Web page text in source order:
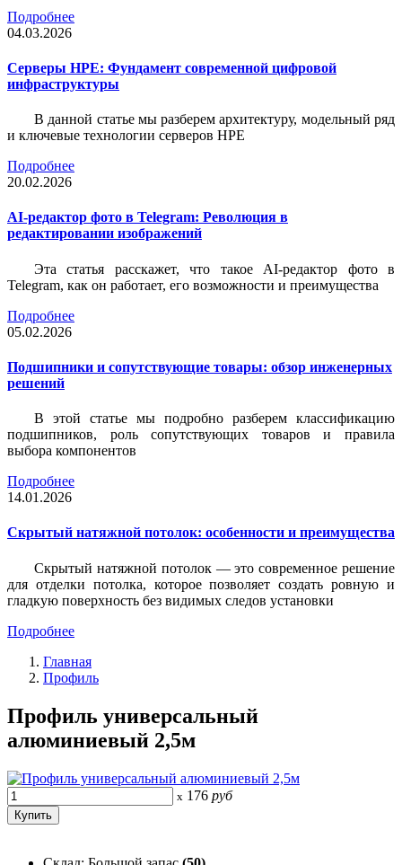
Подробнее
04.03.2026
Серверы HPE: Фундамент современной цифровой
инфраструктуры
В данной статье мы разберем архитектуру, модельный ряд
и ключевые технологии серверов HPE
Подробнее
20.02.2026
AI-редактор фото в Telegram: Революция в
редактировании изображений
Эта статья расскажет, что такое AI-редактор фото в
Telegram, как он работает, его возможности и преимущества
Подробнее
05.02.2026
Подшипники и сопутствующие товары: обзор инженерных
решений
В этой статье мы подробно разберем классификацию
подшипников, роль сопутствующих товаров и правила
выбора компонентов
Подробнее
14.01.2026
Скрытый натяжной потолок: особенности и преимущества
Скрытый натяжной потолок — это современное решение
для отделки потолка, которое позволяет создать ровную и
гладкую поверхность без видимых следов установки
Подробнее
Главная
Профиль
Профиль универсальный
алюминиевый 2,5м
x 176 руб